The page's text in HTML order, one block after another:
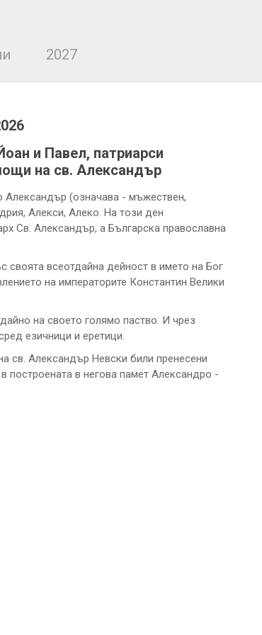
2027
и Павел, патриарси
на св. Александър
Александър (означава - мъжествен,
Алекси, Алеко. На този ден
Св. Александър, а Българска православна
всеотдайна дейност в името на Бог
на императорите Константин Велики
на своето голямо паство. И чрез
езичници и еретици.
св. Александър Невски били пренесени
построената в негова памет Александро -